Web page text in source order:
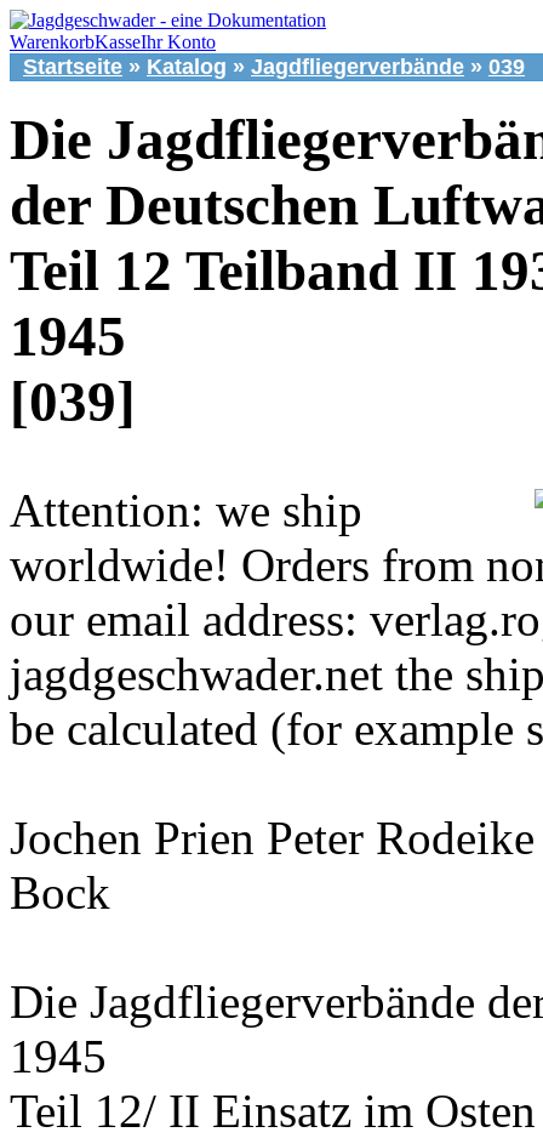
WarenkorbKasseIhr Konto
Startseite » Katalog » Jagdfliegerverbände » 039
Die
der Deutschen
Teil 12 Teilband II
1945
[039]
Attention: we ship
worldwide! Orders from
our email address:
jagdgeschwader.net the
be calculated (for example
Jochen Prien Peter
Bock
Die Jagdfliegerverbände
1945
Teil 12/ II Einsatz im